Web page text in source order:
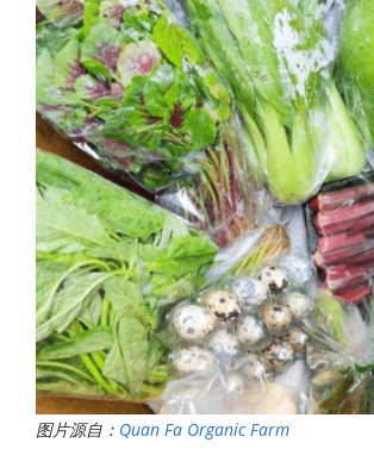
图片源自： Quan Fa Organic Farm